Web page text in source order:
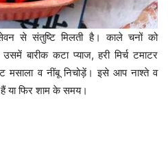
से संतुष्टि मिलती है। काले चनों को
बारीक कटा प्याज, हरी मिर्च टमाटर
व नींबू निचोड़ें। इसे आप नाश्ते व
या फिर शाम के समय।